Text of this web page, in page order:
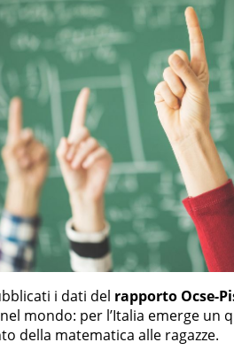
i dati del rapporto Ocse-
mondo: per l’Italia emerge un
della matematica alle ragazze.